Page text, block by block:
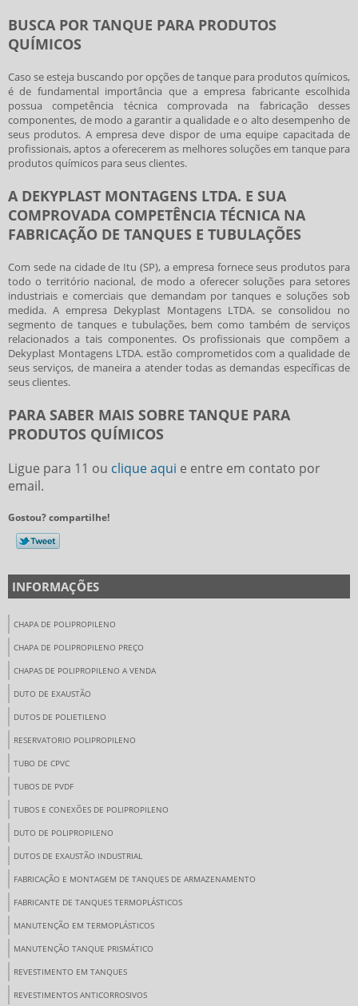
BUSCA POR TANQUE PARA PRODUTOS
QUÍMICOS
Caso se esteja buscando por opções detanque para produtos químicos,
é de fundamental importância que a empresa fabricante escolhida
possua competência técnica comprovada na fabricação desses
componentes, de modo a garantir a qualidade e o alto desempenho de
seus produtos. A empresa deve dispor de uma equipe capacitada de
profissionais, aptos a oferecerem as melhores soluções em tanque para
produtos químicos para seus clientes.
A DEKYPLAST MONTAGENS LTDA. E SUA
COMPROVADA COMPETÊNCIA TÉCNICA NA
FABRICAÇÃO DE TANQUES E TUBULAÇÕES
Com sede na cidade de Itu (SP), a empresa fornece seus produtos para
todo o território nacional, de modo a oferecer soluções para setores
industriais e comerciais que demandam por tanques e soluções sob
medida. A empresa Dekyplast Montagens LTDA. se consolidou no
segmento de tanques e tubulações, bem como também de serviços
relacionados a tais componentes. Os profissionais que compõem a
Dekyplast Montagens LTDA. estão comprometidos com a qualidade de
seus serviços, de maneira a atender todas as demandas específicas de
seus clientes.
PARA SABER MAIS SOBRE TANQUE PARA
PRODUTOS QUÍMICOS
Ligue para 11 ou clique aqui e entre em contato por
email.
Gostou? compartilhe!
INFORMAÇÕES
CHAPA DE POLIPROPILENO
CHAPA DE POLIPROPILENO PREÇO
CHAPAS DE POLIPROPILENO A VENDA
DUTO DE EXAUSTÃO
DUTOS DE POLIETILENO
RESERVATORIO POLIPROPILENO
TUBO DE CPVC
TUBOS DE PVDF
TUBOS E CONEXÕES DE POLIPROPILENO
DUTO DE POLIPROPILENO
DUTOS DE EXAUSTÃO INDUSTRIAL
FABRICAÇÃO E MONTAGEM DE TANQUES DE ARMAZENAMENTO
FABRICANTE DE TANQUES TERMOPLÁSTICOS
MANUTENÇÃO EM TERMOPLÁSTICOS
MANUTENÇÃO TANQUE PRISMÁTICO
REVESTIMENTO EM TANQUES
REVESTIMENTOS ANTICORROSIVOS